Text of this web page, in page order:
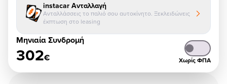
instacar Ανταλλαγή
Ανταλλάσσεις το παλιό σου αυτοκίνητο. Ξεκλειδώνεις
έκπτωση στο leasing
Μηνιαία Συνδρομή
302€ Χωρίς ΦΠΑ